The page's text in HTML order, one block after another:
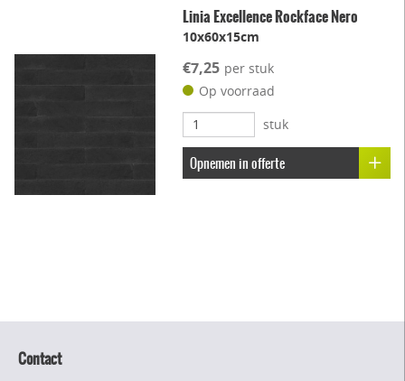
Linia Excellence Rockface Nero
10x60x15cm
€7,25 per stuk
Op voorraad
stuk
Opnemen in offerte
Contact